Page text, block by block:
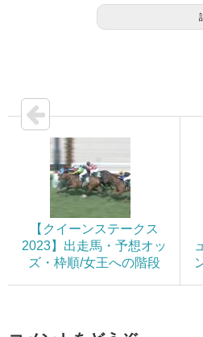
【クイーンステークス
2023】出走馬・予想オッ
ズ・枠順/女王への階段